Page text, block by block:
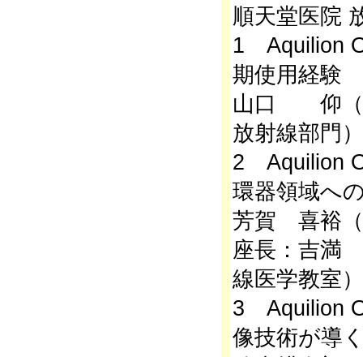
順天堂医院
1 Aquilion
期使用経験
山口 仰（
放射線部門）
2 Aquilion
環器領域へ
芳賀 喜裕（
座長：吉満
線医学教室）
3 Aquilion
像技術が導